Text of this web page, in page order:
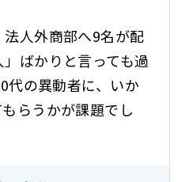
人外商部へ9名が配
ばかりと言っても過
代の異動者に、いか
らうかが課題でし